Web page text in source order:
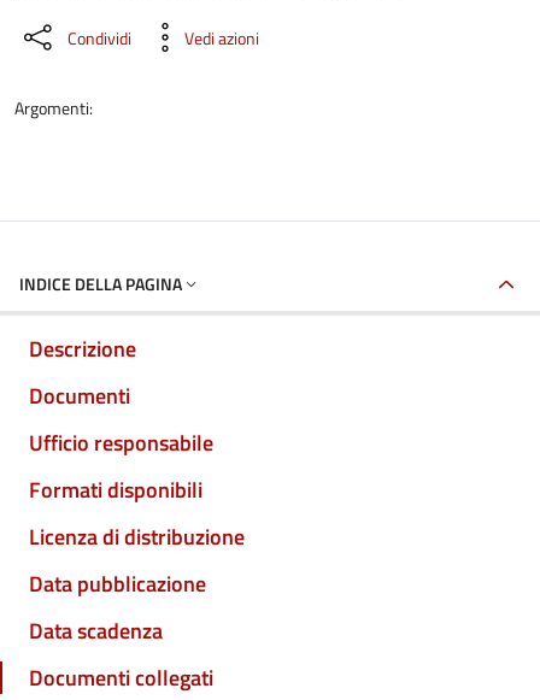
Condividi Vedi azioni
Argomenti:
INDICE DELLA PAGINA
Descrizione
Documenti
Ufficio responsabile
Formati disponibili
Licenza di distribuzione
Data pubblicazione
Data scadenza
Documenti collegati